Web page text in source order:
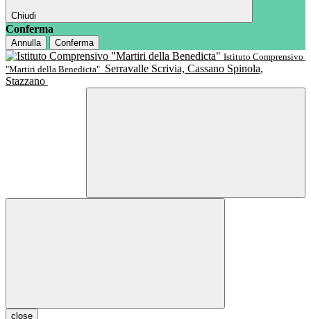
Chiudi
Conferma
Annulla
Conferma
Istituto Comprensivo
"Martiri della Benedicta" Serravalle Scrivia, Cassano Spinola,
Stazzano
close